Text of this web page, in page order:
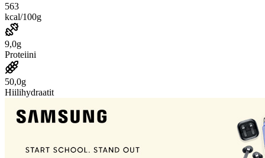
563
kcal/100g
9,0g
Proteiini
50,0g
Hiilihydraatit